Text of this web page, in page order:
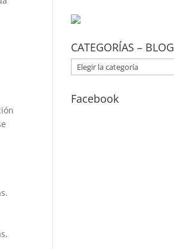
CATEGORÍAS – BLOG
CATEGORÍAS
–
BLOG
Facebook